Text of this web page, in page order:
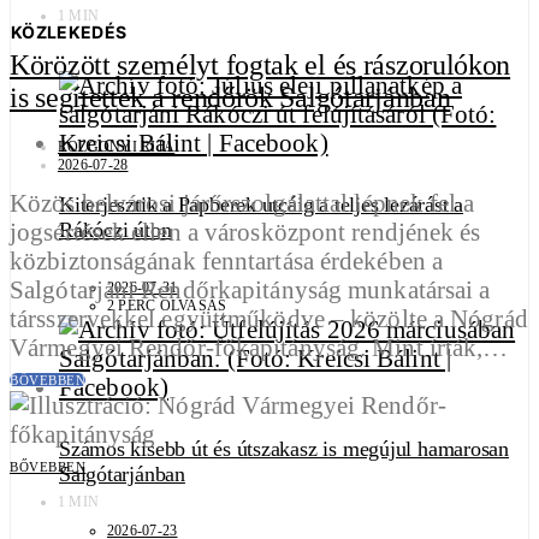
KÖZLEKEDÉS
Kiterjesztik a Papberek utcáig a teljes lezárást a
Rákóczi úton
2026-07-31
2 PERC OLVASÁS
Számos kisebb út és útszakasz is megújul hamarosan
Salgótarjánban
2026-07-23
1 MIN
Körözött személyt fogtak el és rászorulókon
is segítettek a rendőrök Salgótarjánban
ROZGONYI RITA
2026-07-28
Közös belvárosi járőrszolgálattal lépnek fel a
jogsértések ellen a városközpont rendjének és
közbiztonságának fenntartása érdekében a
Salgótarjáni Rendőrkapitányság munkatársai a
társszervekkel együttműködve – közölte a Nógrád
Vármegyei Rendőr-főkapitányság. Mint írták,…
BŐVEBBEN
BŐVEBBEN
1 MIN